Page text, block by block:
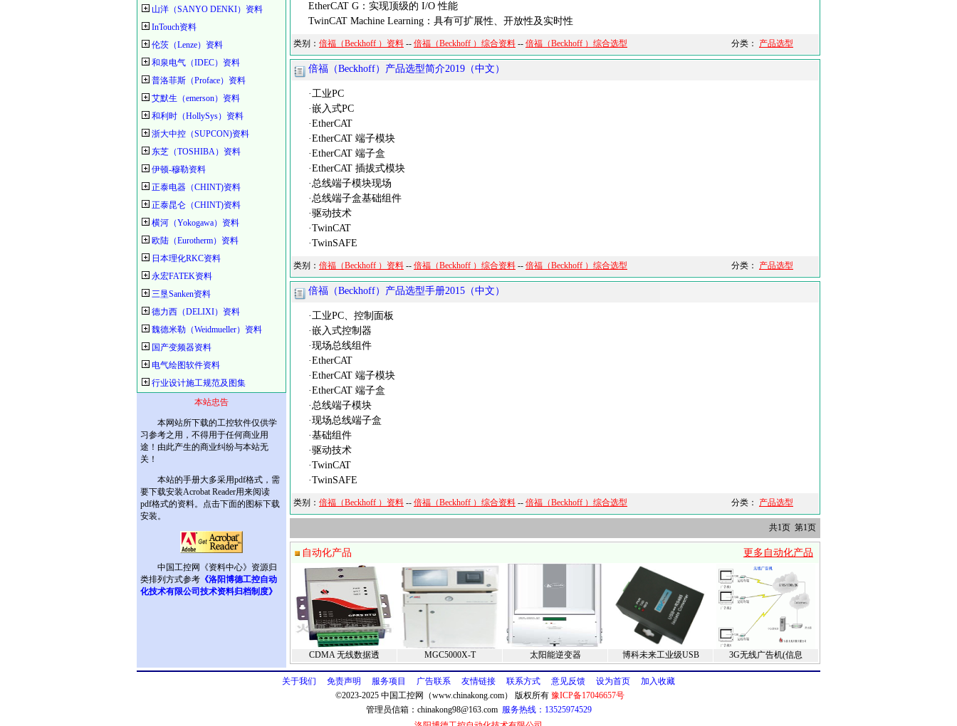
山洋（SANYO DENKI）资料
InTouch资料
伦茨（Lenze）资料
和泉电气（IDEC）资料
普洛菲斯（Proface）资料
艾默生（emerson）资料
和利时（HollySys）资料
浙大中控（SUPCON)资料
东芝（TOSHIBA）资料
伊顿-穆勒资料
正泰电器（CHINT)资料
正泰昆仑（CHINT)资料
横河（Yokogawa）资料
欧陆（Eurotherm）资料
日本理化RKC资料
永宏FATEK资料
三垦Sanken资料
德力西（DELIXI）资料
魏德米勒（Weidmueller）资料
国产变频器资料
电气绘图软件资料
行业设计施工规范及图集
本站忠告
本网站所下载的工控软件仅供学
习参考之用，不得用于任何商业用
途！由此产生的商业纠纷与本站无
关！
本站的手册大多采用pdf格式，需
要下载安装Acrobat Reader用来阅读
pdf格式的资料。点击下面的图标下载
安装。
中国工控网《资料中心》资源归
类排列方式参考 《洛阳博德工控自动
化技术有限公司技术资料归档制度》
EtherCAT G：实现顶级的 I/O 性能
TwinCAT Machine Learning：具有可扩展性、开放性及实时性
类别： 倍福（Beckhoff ）资料 -- 倍福（Beckhoff ）综合资料 -- 倍福（Beckhoff ）综合选型 分类： 产品选型
倍福（Beckhoff）产品选型简介2019（中文）
·工业PC
·嵌入式PC
·EtherCAT
·EtherCAT 端子模块
·EtherCAT 端子盒
·EtherCAT 插拔式模块
·总线端子模块现场
·总线端子盒基础组件
·驱动技术
·TwinCAT
·TwinSAFE
类别： 倍福（Beckhoff ）资料 -- 倍福（Beckhoff ）综合资料 -- 倍福（Beckhoff ）综合选型 分类： 产品选型
倍福（Beckhoff）产品选型手册2015（中文）
·工业PC、控制面板
·嵌入式控制器
·现场总线组件
·EtherCAT
·EtherCAT 端子模块
·EtherCAT 端子盒
·总线端子模块
·现场总线端子盒
·基础组件
·驱动技术
·TwinCAT
·TwinSAFE
类别： 倍福（Beckhoff ）资料 -- 倍福（Beckhoff ）综合资料 -- 倍福（Beckhoff ）综合选型 分类： 产品选型
共1页 第1页
自动化产品 更多自动化产品
CDMA 无线数据透 MGC5000X-T 太阳能逆变器 博科未来工业级USB 3G无线广告机(信息
关于我们 免责声明 服务项目 广告联系 友情链接 联系方式 意见反馈 设为首页
加入收藏
©2023-2025 中国工控网（www.chinakong.com） 版权所有 豫ICP备17046657号
管理员信箱： chinakong98@163.com 服务热线：13525974529